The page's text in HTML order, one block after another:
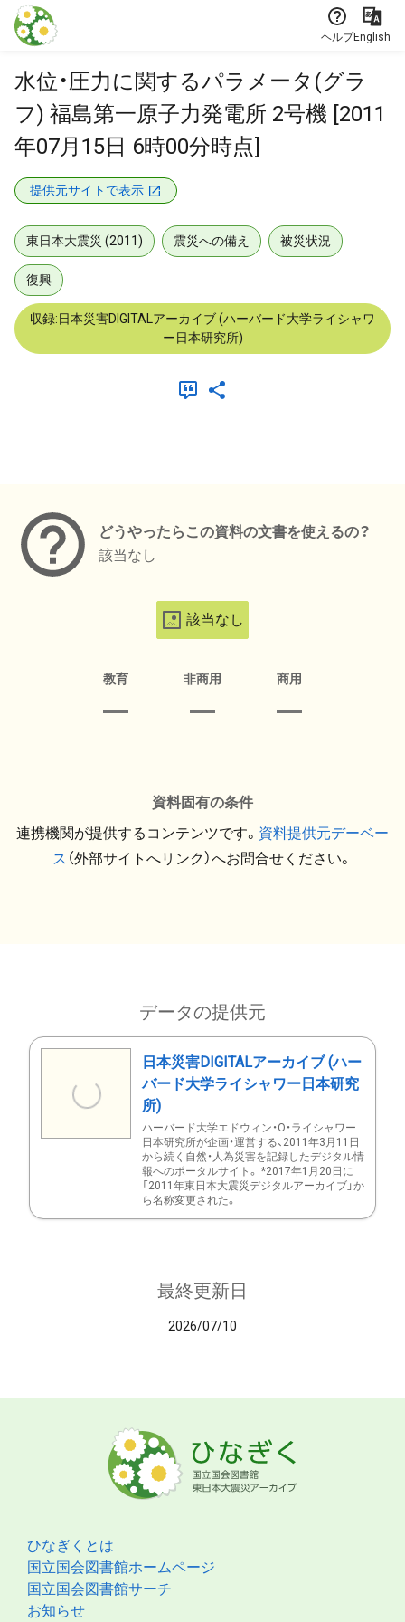
本文に飛ぶ
ヘルプEnglish
水位・圧力に関するパラメータ(グラ
フ) 福島第一原子力発電所 2号機 [2011
年07月15日 6時00分時点]
提供元サイトで表示
東日本大震災 (2011) 震災への備え 被災状況
復興
収録:日本災害DIGITALアーカイブ (ハーバード大学ライシャワ
ー日本研究所)
どうやったらこの資料の文書を使えるの？
該当なし
該当なし
教育 非商用 商用
資料固有の条件
連携機関が提供するコンテンツです。 資料提供元デーベー
ス （外部サイトへリンク）へお問合せください。
データの提供元
日本災害DIGITALアーカイブ (ハー
バード大学ライシャワー日本研究
所)
ハーバード大学エドウィン・O・ライシャワー
日本研究所が企画・運営する、2011年3月11日
から続く自然・人為災害を記録したデジタル情
報へのポータルサイト。 *2017年1月20日に
「2011年東日本大震災デジタルアーカイブ」か
ら名称変更された。
最終更新日
2026/07/10
ひなぎくとは
国立国会図書館ホームページ
国立国会図書館サーチ
お知らせ